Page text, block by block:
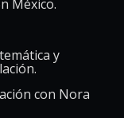
México.
y
con Nora